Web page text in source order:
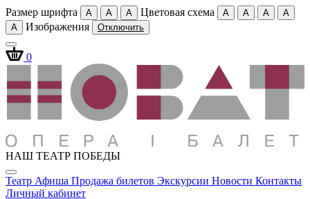
Размер шрифта A A A Цветовая схема A A A
A
A
Изображения Отключить
0
НАШ ТЕАТР ПОБЕДЫ
Театр Афиша Продажа билетов Экскурсии Новости Контакты
Личный кабинет